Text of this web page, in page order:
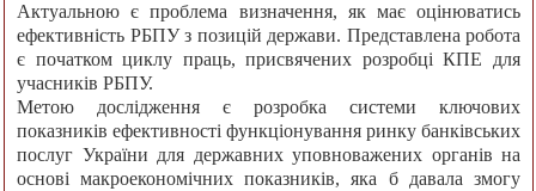
Актуальною є проблема визначення, як має оцінюватись
ефективність РБПУ з позицій держави. Представлена робота
є початком циклу праць, присвячених розробці КПЕ для
учасників РБПУ.
Метою дослідження є розробка системи ключових
показників ефективності функціонування ринку банківських
послуг України для державних уповноважених органів на
основі макроекономічних показників, яка б давала змогу